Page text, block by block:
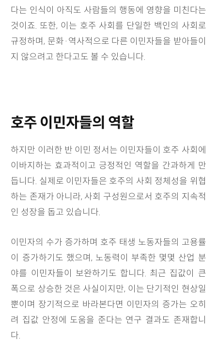
다는 인식이 아직도 사람들의 행동에 영향을 미친다는
것이죠. 또한, 이는 호주 사회를 단일한 백인의 사회로
규정하며, 문화·역사적으로 다른 이민자들을 받아들이
지 않으려고 한다고도 볼 수 있습니다.
호주 이민자들의 역할
하지만 이러한 반 이민 정서는 이민자들이 호주 사회에
이바지하는 효과적이고 긍정적인 역할을 간과하게 만
듭니다. 실제로 이민자들은 호주의 사회 정체성을 위협
하는 존재가 아니라, 사회 구성원으로서 호주의 지속적
인 성장을 돕고 있습니다.
이민자의 수가 증가하며 호주 태생 노동자들의 고용률
이 증가하기도 했으며, 노동력이 부족한 몇몇 산업 분
야를 이민자들이 보완하기도 합니다. 최근 집값이 큰
폭으로 상승한 것은 사실이지만, 이는 단기적인 현상일
뿐이며 장기적으로 바라본다면 이민자의 증가는 오히
려 집값 안정에 도움을 준다는 연구 결과도 존재합니
다.